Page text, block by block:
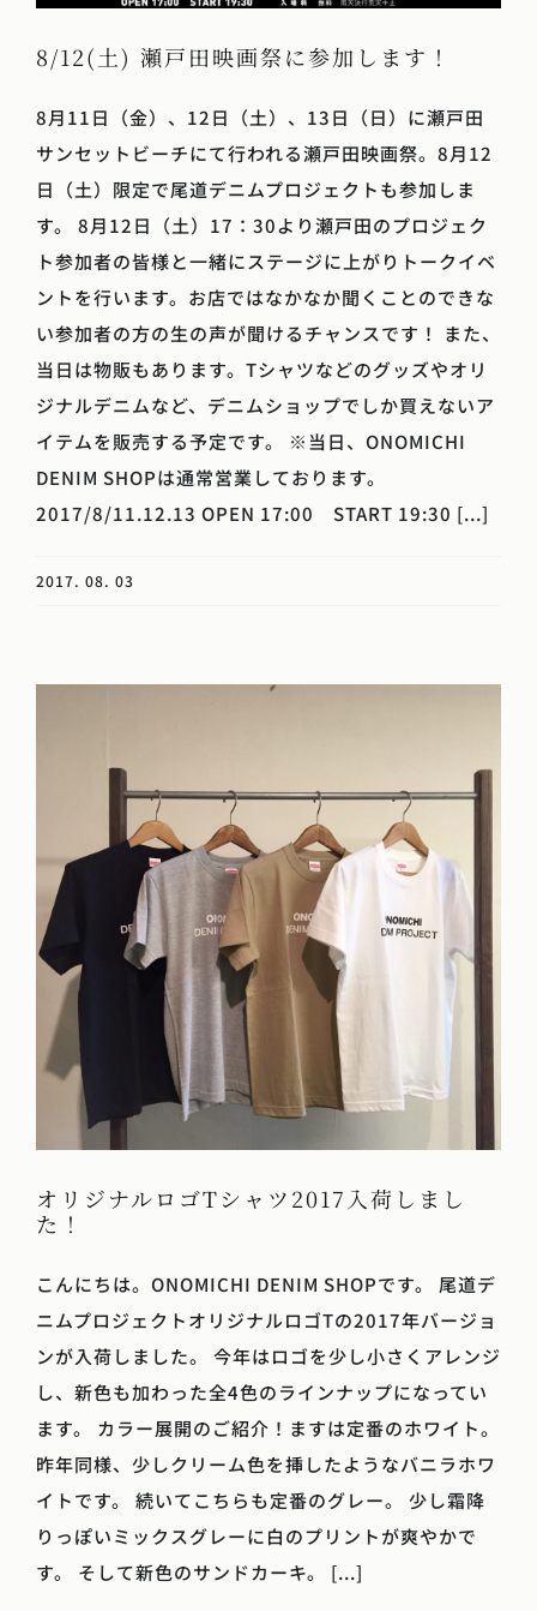
8/12(土) 瀬戸田映画祭に参加します！
8月11日（金）、12日（土）、13日（日）に瀬戸田
サンセットビーチにて行われる瀬戸田映画祭。8月12
日（土）限定で尾道デニムプロジェクトも参加しま
す。 8月12日（土）17：30より瀬戸田のプロジェク
ト参加者の皆様と一緒にステージに上がりトークイベ
ントを行います。お店ではなかなか聞くことのできな
い参加者の方の生の声が聞けるチャンスです！ また、
当日は物販もあります。Tシャツなどのグッズやオリ
ジナルデニムなど、デニムショップでしか買えないア
イテムを販売する予定です。 ※当日、ONOMICHI
DENIM SHOPは通常営業しております。
2017/8/11.12.13 OPEN 17:00 START 19:30 [...]
2017. 08. 03
オリジナルロゴTシャツ2017入荷しまし
た！
こんにちは。ONOMICHI DENIM SHOPです。 尾道デ
ニムプロジェクトオリジナルロゴTの2017年バージョ
ンが入荷しました。 今年はロゴを少し小さくアレンジ
し、新色も加わった全4色のラインナップになってい
ます。 カラー展開のご紹介！ますは定番のホワイト。
昨年同様、少しクリーム色を挿したようなバニラホワ
イトです。 続いてこちらも定番のグレー。 少し霜降
りっぽいミックスグレーに白のプリントが爽やかで
す。 そして新色のサンドカーキ。 [...]